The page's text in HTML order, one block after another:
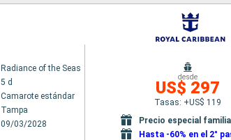
Radiance of the Seas
5 d
Camarote estándar
Tampa
09/03/2028
desde
US$ 297
Tasas: +US$ 119
Precio especial
Hasta -60% en el 2°